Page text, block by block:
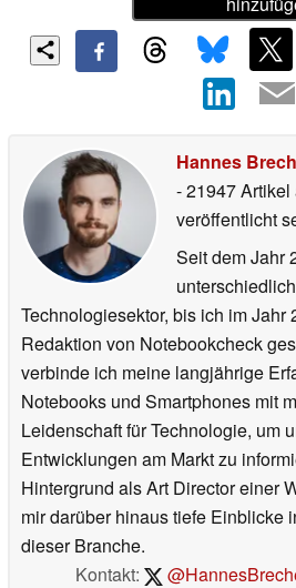
Hannes
- 21947
veröffentlicht
Seit dem Jahr
Technologiesektor, bis ich im Jahr
Redaktion von Notebookcheck
verbinde ich meine langjährige
Notebooks und Smartphones mit
Leidenschaft für Technologie, um
Entwicklungen am Markt zu
Hintergrund als Art Director einer
mir darüber hinaus tiefe Einblicke
dieser Branche.
Kontakt: